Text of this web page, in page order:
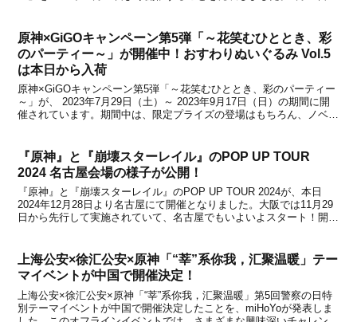
原神×GiGOキャンペーン第5弾「～花笑むひととき、彩
のパーティー～」が開催中！おすわりぬいぐるみ Vol.5
は本日から入荷
原神×GiGOキャンペーン第5弾「～花笑むひととき、彩のパーティー
～」が、 2023年7月29日（土）～ 2023年9月17日（日）の期間に開
催されています。期間中は、限定プライズの登場はもちろん、ノベル
『原神』と『崩壊スターレイル』のPOP UP TOUR
2024 名古屋会場の様子が公開！
『原神』と『崩壊スターレイル』のPOP UP TOUR 2024が、本日
2024年12月28日より名古屋にて開催となりました。大阪では11月29
日から先行して実施されていて、名古屋でもいよいよスタート！開催
上海公安×徐汇公安×原神「“莘”系你我，汇聚温暖」テー
マイベントが中国で開催決定！
上海公安×徐汇公安×原神「“莘”系你我，汇聚温暖」第5回警察の日特
別テーマイベントが中国で開催決定したことを、miHoYoが発表しま